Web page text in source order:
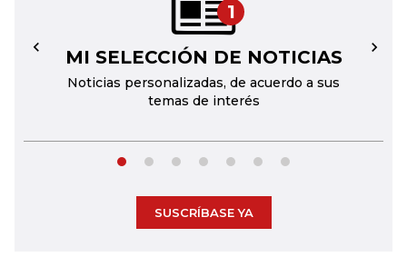
1
MI SELECCIÓN DE NOTICIAS
Noticias personalizadas, de acuerdo a sus
temas de interés
← →
SUSCRÍBASE YA